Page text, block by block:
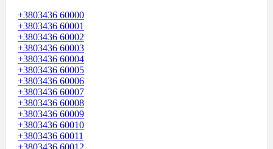
+3803436 60000
+3803436 60001
+3803436 60002
+3803436 60003
+3803436 60004
+3803436 60005
+3803436 60006
+3803436 60007
+3803436 60008
+3803436 60009
+3803436 60010
+3803436 60011
+3803436 60012